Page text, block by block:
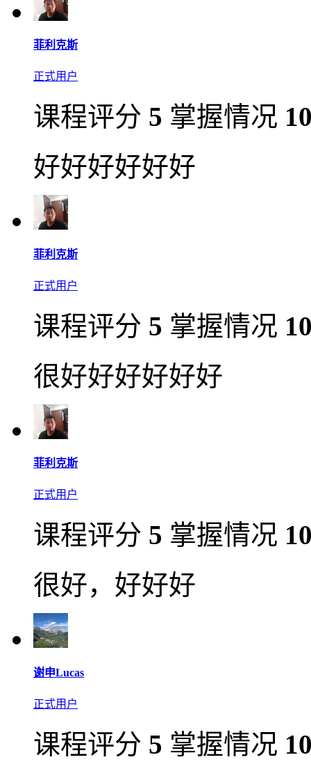
菲利克斯
正式用户
课程评分 5 掌握情况
好好好好好好
菲利克斯
正式用户
课程评分 5 掌握情况
很好好好好好好
菲利克斯
正式用户
课程评分 5 掌握情况
很好，好好好
谢申Lucas
正式用户
课程评分 5 掌握情况